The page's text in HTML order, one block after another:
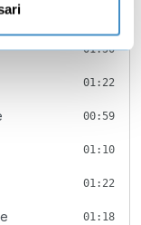
01:50
01:22
00:59
01:10
01:22
01:18